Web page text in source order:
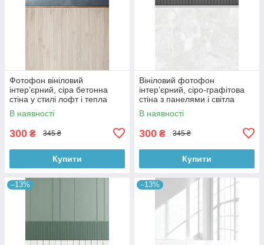
Фотофон вініловий
інтер’єрний, сіра бетонна
стіна у стилі лофт і тепла
дерев’яна підлога 60×90 см,
№57097
В наявності
300 ₴ 345 ₴
Купити
Вініловий фотофон
інтер’єрний, сіро-графітова
стіна з панелями і світла
мармурова підлога 60×90 см,
№57101
В наявності
300 ₴ 345 ₴
Купити
–13% –13%